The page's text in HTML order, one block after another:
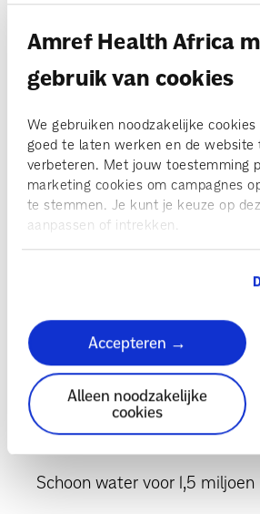
Amref Health Africa
gebruik van cookies
We gebruiken noodzakelijke
goed te laten werken en de website
verbeteren. Met jouw toestemming
marketing cookies om campagnes
te stemmen. Je kunt je keuze op
aanpassen of intrekken.
Accepteren →
Alleen noodzakelijke
cookies
Kennis is macht
Oplossing vaccinschaarste
Lancering Politieke Sekswijzer
Het grote buitenland debat
Toiletten tellen in Oeganda
Ik heb spijt van mijn daden
Internationale Vrouwendag
President Kenia bezoekt
meisjesbesnijdenis
Schoon water voor 1,5 miljoen